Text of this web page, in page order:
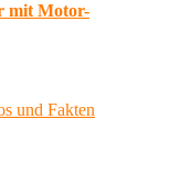
mit Motor-